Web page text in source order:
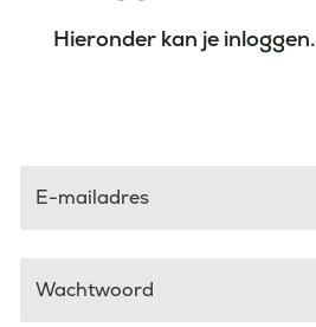
Hieronder kan je inloggen.
E-mailadres
Wachtwoord